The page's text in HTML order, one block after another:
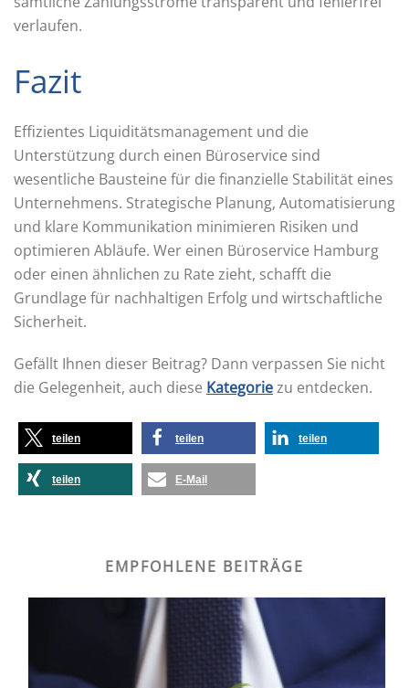
verlaufen.
Fazit
Effizientes Liquiditätsmanagement und die
Unterstützung durch einen Büroservice sind
wesentliche Bausteine für die finanzielle Stabilität eines
Unternehmens. Strategische Planung, Automatisierung
und klare Kommunikation minimieren Risiken und
optimieren Abläufe. Wer einen Büroservice Hamburg
oder einen ähnlichen zu Rate zieht, schafft die
Grundlage für nachhaltigen Erfolg und wirtschaftliche
Sicherheit.
Gefällt Ihnen dieser Beitrag? Dann verpassen Sie nicht
die Gelegenheit, auch diese Kategoriezu entdecken.
teilen teilen teilen
teilen E-Mail
EMPFOHLENE BEITRÄGE